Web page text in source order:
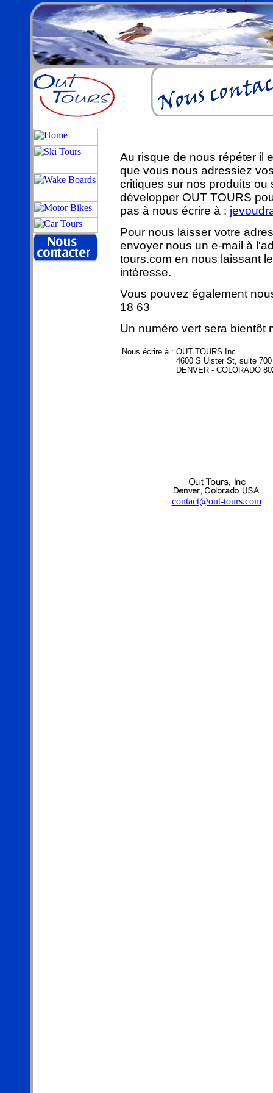
Au risque de nous répéter il
que vous nous adressiez
critiques sur nos produits
développer OUT TOURS
pas à nous écrire à :
Pour nous laisser votre
envoyer nous un e-mail à
tours.com en nous laissant
intéresse.
Vous pouvez également
18 63
Un numéro vert sera bientôt
Nous écrire à : OUT TOURS Inc
4600 S Ulster St, suite 700
DENVER - COLORADO
contact@out-tours.com